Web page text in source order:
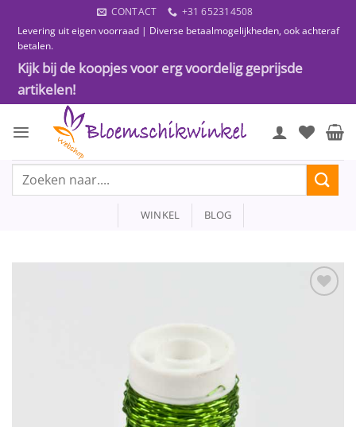
naar
inhoud
CONTACT
+31 652314508
Levering uit eigen voorraad | Diverse betaalmogelijkheden, ook achteraf
betalen.
Kijk bij de koopjes voor erg voordelig geprijsde
artikelen!
Zoeken
WINKEL BLOG